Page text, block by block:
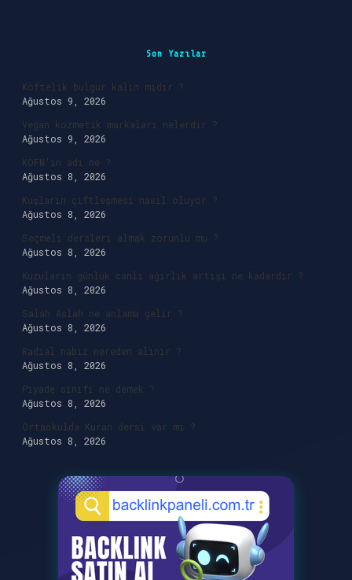
Son Yazılar
Köftelik bulgur kalın mıdır ?
Ağustos 9, 2026
Vegan kozmetik markaları nelerdir ?
Ağustos 9, 2026
KÖFN’in adı ne ?
Ağustos 8, 2026
Kuşların çiftleşmesi nasıl oluyor ?
Ağustos 8, 2026
Seçmeli dersleri almak zorunlu mu ?
Ağustos 8, 2026
Kuzuların günlük canlı ağırlık artışı ne kadardır ?
Ağustos 8, 2026
Salah Aslah ne anlama gelir ?
Ağustos 8, 2026
Radial nabız nereden alınır ?
Ağustos 8, 2026
Piyade sinifi ne demek ?
Ağustos 8, 2026
Ortaokulda Kuran dersi var mı ?
Ağustos 8, 2026